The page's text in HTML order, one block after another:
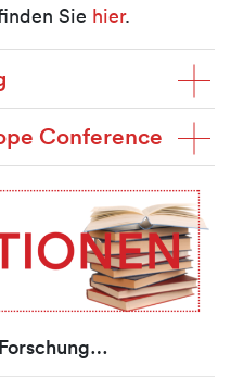
Sie hier.
Conference